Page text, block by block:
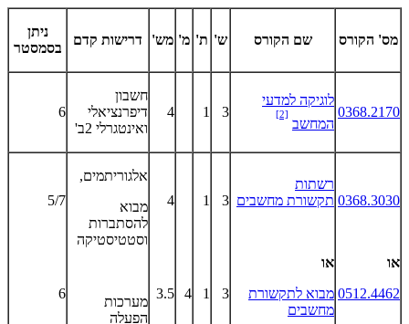
מס' הקורס שם הקורס ש' ת' מ' מש' דרישות קדם
ניתן
בסמסטר
0368.2170
לוגיקה למדעי
המחשב
[2]
3
1
4
חשבון
דיפרנציאלי
ואינטגרלי 2ב'
6
0368.3030
או
0512.4462
רשתות
תקשורת מחשבים
או
מבוא לתקשורת
מחשבים
3
3
1
1
4
4
3.5
אלגוריתמים,
מבוא
להסתברות
וסטטיסטיקה
מערכות
הפעלה
5/7
6